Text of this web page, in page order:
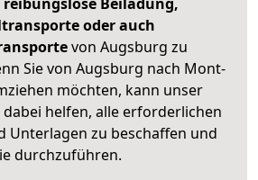
oder auch
von Augsburg zu
Sie von Augsburg nach Mont-
möchten, kann unser
helfen, alle erforderlichen
Unterlagen zu beschaffen und
durchzuführen.